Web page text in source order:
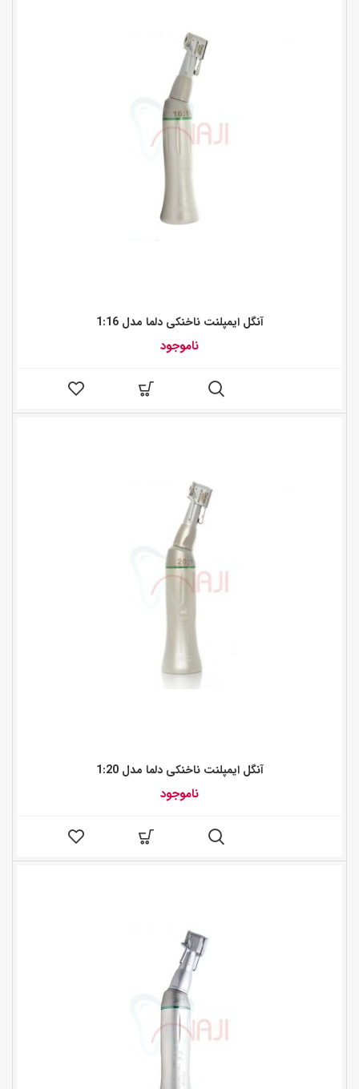
آنگل ایمپلنت ناخنکی دلما مدل 1:16
ناموجود
آنگل ایمپلنت ناخنکی دلما مدل 1:20
ناموجود